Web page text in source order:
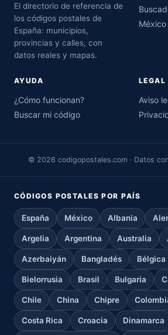
El directorio de referencia de
los códigos postales de
España: municipios,
provincias y calles, con
datos reales y mapas.
México
AYUDA
¿Cómo funcionan?
Buscar mi código
LEGAL
Aviso
© 2026 codigopostales.com · Datos
CÓDIGOS POSTALES POR PAÍS
España México Albania
Argelia Argentina Australia
Azerbaiyán Bangladés Bélgica
Bielorrusia Brasil Bulgaria
Chile China Chipre
Costa Rica Croacia Dinamarca